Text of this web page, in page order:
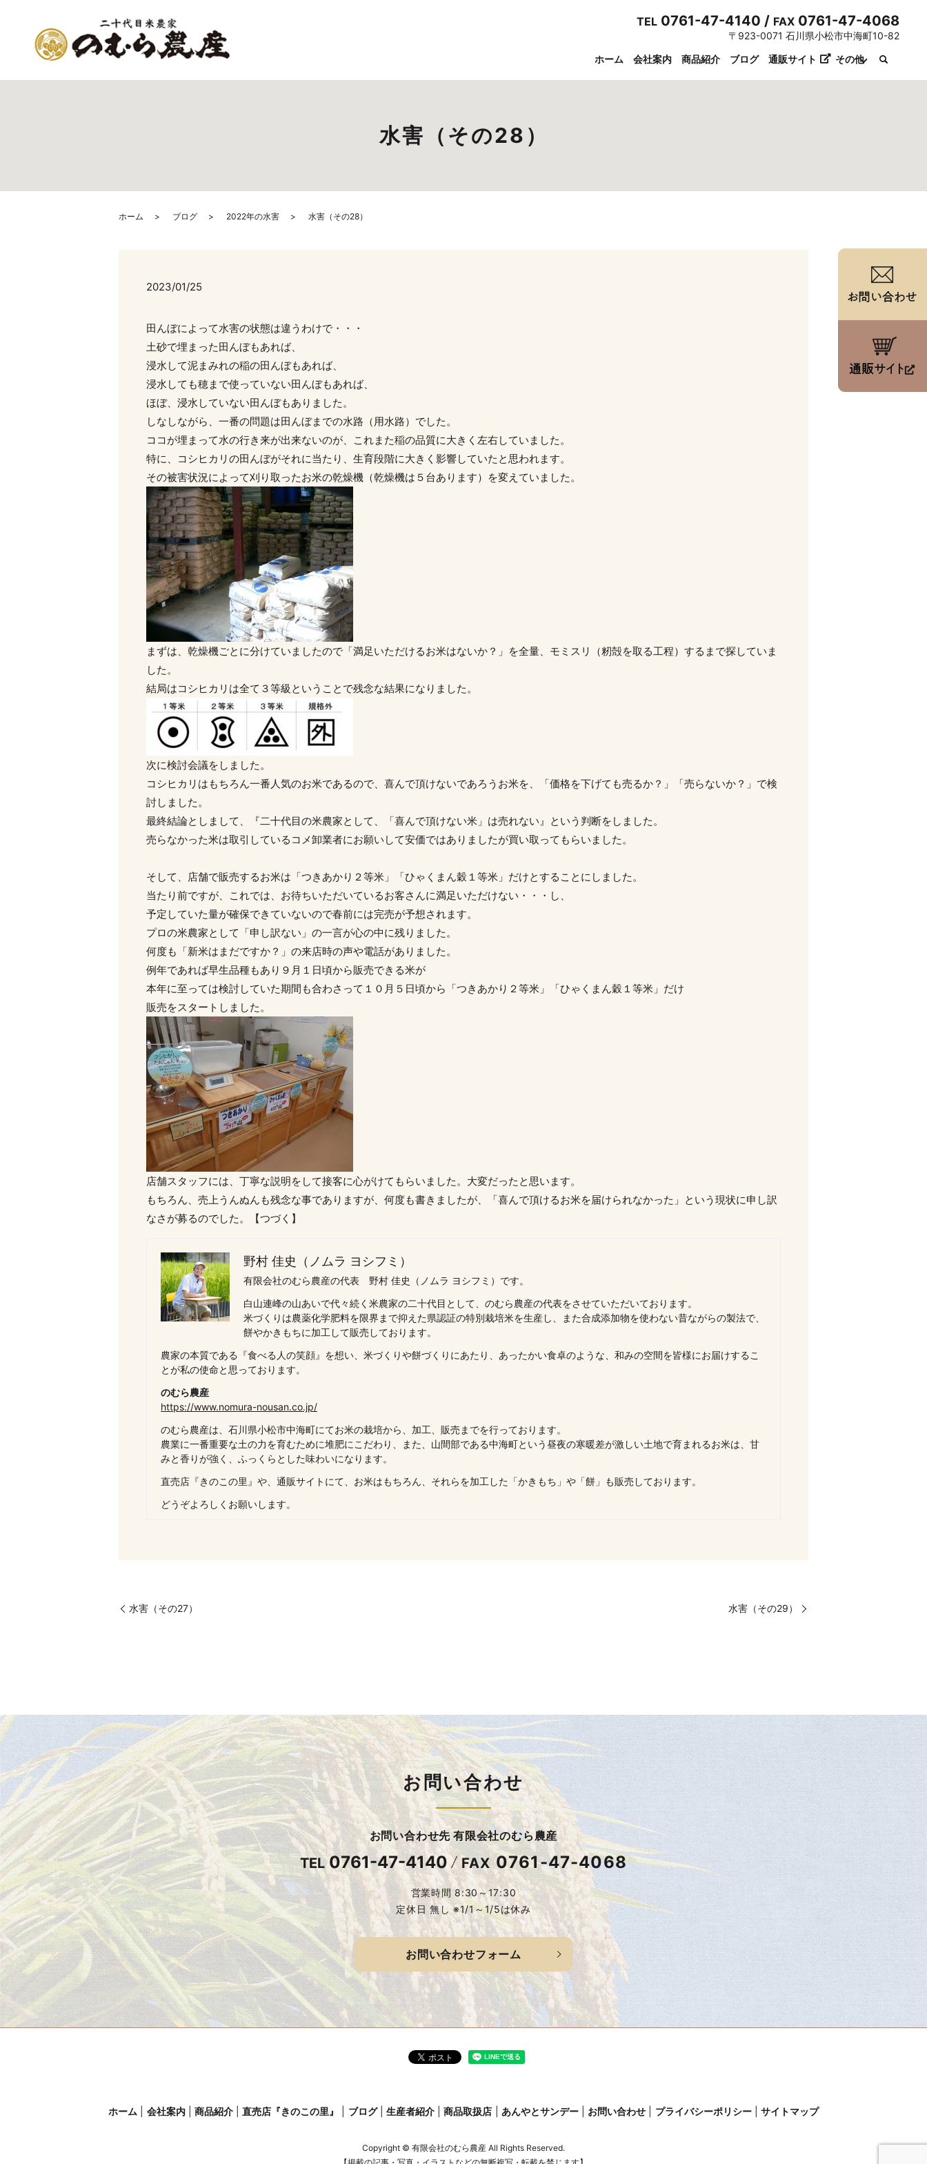
ホーム 会社案内 商品紹介 ブログ 通販サイト その他
TEL0761-47-4140 / FAX0761-47-4068
〒923-0071 石川県小松市中海町10-82
水害（その28）
ホーム ブログ 2022年の水害 水害（その28）
2023/01/25
田んぼによって水害の状態は違うわけで・・・
土砂で埋まった田んぼもあれば、
浸水して泥まみれの稲の田んぼもあれば、
浸水しても穂まで使っていない田んぼもあれば、
ほぼ、浸水していない田んぼもありました。
しなしながら、一番の問題は田んぼまでの水路（用水路）でした。
ココが埋まって水の行き来が出来ないのが、これまた稲の品質に大きく左右していました。
特に、コシヒカリの田んぼがそれに当たり、生育段階に大きく影響していたと思われます。
その被害状況によって刈り取ったお米の乾燥機（乾燥機は５台あります）を変えていました。
まずは、乾燥機ごとに分けていましたので「満足いただけるお米はないか？」を全量、モミスリ（籾殻を取る工程）するまで探していま
した。
結局はコシヒカリは全て３等級ということで残念な結果になりました。
次に検討会議をしました。
コシヒカリはもちろん一番人気のお米であるので、喜んで頂けないであろうお米を、「価格を下げても売るか？」「売らないか？」で検
討しました。
最終結論としまして、『二十代目の米農家として、「喜んで頂けない米」は売れない』という判断をしました。
売らなかった米は取引しているコメ卸業者にお願いして安価ではありましたが買い取ってもらいました。
そして、店舗で販売するお米は「つきあかり２等米」「ひゃくまん穀１等米」だけとすることにしました。
当たり前ですが、これでは、お待ちいただいているお客さんに満足いただけない・・・し、
予定していた量が確保できていないので春前には完売が予想されます。
プロの米農家として「申し訳ない」の一言が心の中に残りました。
何度も「新米はまだですか？」の来店時の声や電話がありました。
例年であれば早生品種もあり９月１日頃から販売できる米が
本年に至っては検討していた期間も合わさって１０月５日頃から「つきあかり２等米」「ひゃくまん穀１等米」だけ
販売をスタートしました。
店舗スタッフには、丁寧な説明をして接客に心がけてもらいました。大変だったと思います。
もちろん、売上うんぬんも残念な事でありますが、何度も書きましたが、「喜んで頂けるお米を届けられなかった」という現状に申し訳
なさが募るのでした。【つづく】
野村 佳史（ノムラ ヨシフミ）
有限会社のむら農産の代表 野村 佳史（ノムラ ヨシフミ）です。
白山連峰の山あいで代々続く米農家の二十代目として、のむら農産の代表をさせていただいております。
米づくりは農薬化学肥料を限界まで抑えた県認証の特別栽培米を生産し、また合成添加物を使わない昔ながらの製法で、
餅やかきもちに加工して販売しております。
農家の本質である『食べる人の笑顔』を想い、米づくりや餅づくりにあたり、あったかい食卓のような、和みの空間を皆様にお届けするこ
とが私の使命と思っております。
のむら農産
https://www.nomura-nousan.co.jp/
のむら農産は、石川県小松市中海町にてお米の栽培から、加工、販売までを行っております。
農業に一番重要な土の力を育むために堆肥にこだわり、また、山間部である中海町という昼夜の寒暖差が激しい土地で育まれるお米は、甘
みと香りが強く、ふっくらとした味わいになります。
直売店『きのこの里』や、通販サイトにて、お米はもちろん、それらを加工した「かきもち」や「餅」も販売しております。
どうぞよろしくお願いします。
水害（その27） 水害（その29）
お問い合わせ
お問い合わせ先 有限会社のむら農産
TEL 0761-47-4140 FAX0761-47-4068
営業時間 8:30～17:30
定休日 無し ※1/1～1/5は休み
お問い合わせフォーム
ホーム 会社案内 商品紹介 直売店『きのこの里』 ブログ 生産者紹介 商品取扱店 あんやとサンデー お問い合わせ プライバシーポリシー サイトマップ
Copyright © 有限会社のむら農産 All Rights Reserved.